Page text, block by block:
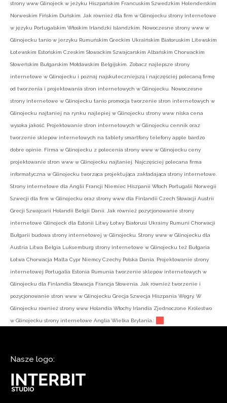
strony www Glinojeck w jeżyku Hiszpańskim Francuskim Szwedzkim Holenderskim
Norweskim Fińskim Duńskim. Jak również dla firm w Glinojecku strony internetowe
w języku Portugalskim Włoskim Irlandzki Islandzkim. Nowoczesne strony www w
Glinojecku tanio w jerzyku Rumuńskim Greckim Ukraińskim Białoruskim Litewskim
Łotewskim Estońskim Czeskim Słowackim Szwajcarskim Albańskim Chorwackim
Słoweńskim Bułgarskim Mołdawskim Belgijskim. Zobacz najlepsze strony
internetowe w Glinojecku i poznaj najskuteczniejszą i najczęściej polecaną firmę
od tworzenia i projektowania stron internetowych w Glinojecku. Nowoczesne
strony internetowe w Glinojecku tanio promocja tworzenie stron internetowych w
Glinojecku najtaniej na rynku najlepiej w Glinojecku strony www niska cena
wysoka jakość. Projektowanie stron internetowych w Glinojecku cennik oraz
tworzenie sklepów internetowych na tablety smartfony telefony apple bardzo
dobre opinie. Firma w Glinojecku z polecenia strony www w Glinojecku ceny
projektowanie stron www w Glinojecku najtaniej. Najczęściej polecana firma
informatyczna w Glinojecku tworząca projektująca zakładająca strony internetowe.
Strony internetowe dla Anglii Francji Niemiec Hiszpanii Włoch Portugalii Norwegii
Szwecji dla firm w Glinojecku oraz strony www dla Finlandii Czech Słowacji Austrii
Grecji Szwajcarii Holandii Belgii Danii. Jak również pozycjonowanie strony
internetowe Glinojeck dla Estonii Litwy Łotwy Białorusi Ukrainy Rumuni Chorwacji
Bułgarii budowa strony internetowej w Glinojecku. Strony www w Glinojecku dla
Austria Litwa Belgia Luksemburg strony internetowe w Glinojecku też Bułgaria
Łotwa Chorwacja Malta Cypr Niemcy Czechy Polska Dania. Projektowanie strony
internetowej Portugalia Estonia Rumunia tworzenie sklepów internetowych w
Glinojecku dla Finlandia Słowacja Francja Słowenia. Jak również tworzenie i
pozycjonowanie stron www w Glinojecku Grecja Szwecja Hiszpania Węgry. W
Glinojecku również strony www Holandia Włochy Irlandia Zjednoczone Królestwo
w Glinojecku strony internetowe Anglia Wielka Brytania.:
Nasze logo: